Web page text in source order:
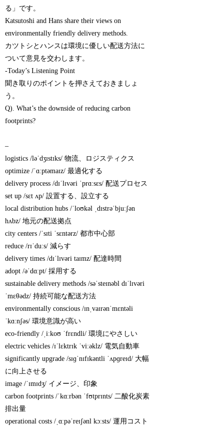
る」です。
Katsutoshi and Hans share their views on
environmentally friendly delivery methods.
カツトシとハンスは環境に優しい配送方法に
ついて意見を交わします。
-Today’s Listening Point
聞き取りのポイントを押さえておきましょ
う。
Q). What’s the downside of reducing carbon
footprints?
–
logistics /ləˈdʒɪstɪks/ 物流、ロジスティクス
optimize /ˈɑːptəmaɪz/ 最適化する
delivery process /dɪˈlɪvəri ˈprɑːsɛs/ 配送プロセス
set up /sɛt ʌp/ 設置する、設立する
local distribution hubs /ˈloʊkəl ˌdɪstrəˈbjuːʃən
hʌbz/ 地元の配送拠点
city centers /ˈsɪti ˈsɛntərz/ 都市中心部
reduce /rɪˈduːs/ 減らす
delivery times /dɪˈlɪvəri taɪmz/ 配達時間
adopt /əˈdɑːpt/ 採用する
sustainable delivery methods /səˈsteɪnəbl dɪˈlɪvəri
ˈmɛθədz/ 持続可能な配送方法
environmentally conscious /ɪnˌvaɪrənˈmɛntəli
ˈkɑːnʃəs/ 環境意識が高い
eco-friendly /ˌiːkoʊ ˈfrɛndli/ 環境にやさしい
electric vehicles /ɪˈlɛktrɪk ˈviːəklz/ 電気自動車
significantly upgrade /sɪɡˈnɪfɪkəntli ˈʌpɡreɪd/ 大幅
に向上させる
image /ˈɪmɪdʒ/ イメージ、印象
carbon footprints /ˈkɑːrbən ˈfʊtprɪnts/ 二酸化炭素
排出量
operational costs /ˌɑːpəˈreɪʃənl kɔːsts/ 運用コスト